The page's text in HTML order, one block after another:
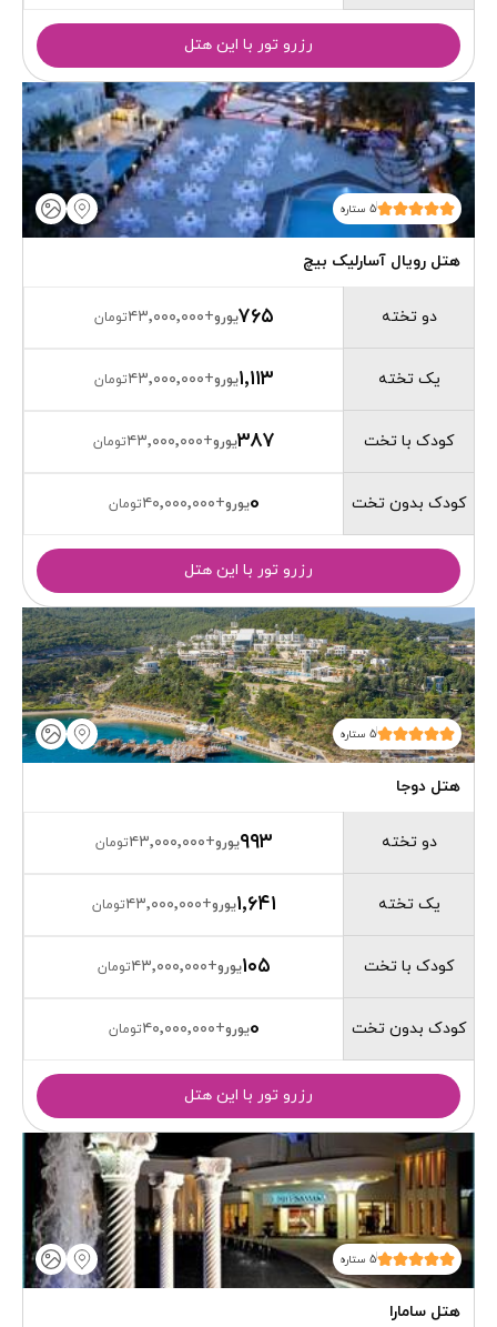
رزرو تور با این هتل
5 ستاره
هتل رویال آسارلیک بیچ
دو تخته
یک تخته
کودک با تخت
کودک بدون تخت
۷۶۵یورو+۴۳٬۰۰۰٬۰۰۰تومان
۱٬۱۱۳یورو+۴۳٬۰۰۰٬۰۰۰تومان
۳۸۷یورو+۴۳٬۰۰۰٬۰۰۰تومان
0یورو+۴۰٬۰۰۰٬۰۰۰تومان
رزرو تور با این هتل
5 ستاره
هتل دوجا
دو تخته
یک تخته
کودک با تخت
کودک بدون تخت
۹۹۳یورو+۴۳٬۰۰۰٬۰۰۰تومان
۱٬۶۴۱یورو+۴۳٬۰۰۰٬۰۰۰تومان
۱۰۵یورو+۴۳٬۰۰۰٬۰۰۰تومان
0یورو+۴۰٬۰۰۰٬۰۰۰تومان
رزرو تور با این هتل
5 ستاره
هتل سامارا